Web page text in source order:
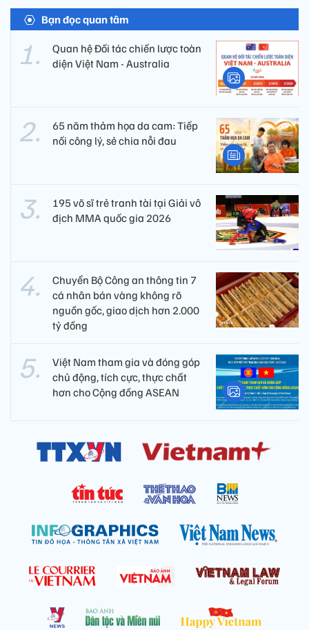
Bạn đọc quan tâm
Quan hệ Đối tác chiến lược toàn
diện Việt Nam - Australia
65 năm thảm họa da cam: Tiếp
nối công lý, sẻ chia nỗi đau
195 võ sĩ trẻ tranh tài tại Giải vô
địch MMA quốc gia 2026
Chuyển Bộ Công an thông tin 7
cá nhân bán vàng không rõ
nguồn gốc, giao dịch hơn 2.000
tỷ đồng
Việt Nam tham gia và đóng góp
chủ động, tích cực, thực chất
hơn cho Cộng đồng ASEAN